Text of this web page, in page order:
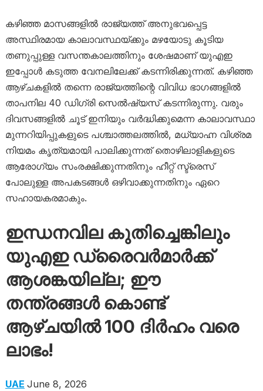
കഴിഞ്ഞ മാസങ്ങളിൽ രാജ്യത്ത് അനുഭവപ്പെട്ട
അസ്ഥിരമായ കാലാവസ്ഥയ്ക്കും മഴയോടു കൂടിയ
തണുപ്പുള്ള വസന്തകാലത്തിനും ശേഷമാണ് യുഎഇ
ഇപ്പോൾ കടുത്ത വേനലിലേക്ക് കടന്നിരിക്കുന്നത്. കഴിഞ്ഞ
ആഴ്ചകളിൽ തന്നെ രാജ്യത്തിന്റെ വിവിധ ഭാഗങ്ങളിൽ
താപനില 40 ഡിഗ്രി സെൽഷ്യസ് കടന്നിരുന്നു. വരും
ദിവസങ്ങളിൽ ചൂട് ഇനിയും വർദ്ധിക്കുമെന്ന കാലാവസ്ഥാ
മുന്നറിയിപ്പുകളുടെ പശ്ചാത്തലത്തിൽ, മധ്യാഹ്ന വിശ്രമ
നിയമം കൃത്യമായി പാലിക്കുന്നത് തൊഴിലാളികളുടെ
ആരോഗ്യം സംരക്ഷിക്കുന്നതിനും ഹീറ്റ് സ്ട്രെസ്
പോലുള്ള അപകടങ്ങൾ ഒഴിവാക്കുന്നതിനും ഏറെ
സഹായകരമാകും.
ഇന്ധനവില കുതിച്ചെങ്കിലും
യുഎഇ ഡ്രൈവർമാർക്ക്
ആശങ്കയില്ല; ഈ
തന്ത്രങ്ങൾ കൊണ്ട്
ആഴ്ചയിൽ 100 ദിർഹം വരെ
ലാഭം!
UAE June 8, 2026